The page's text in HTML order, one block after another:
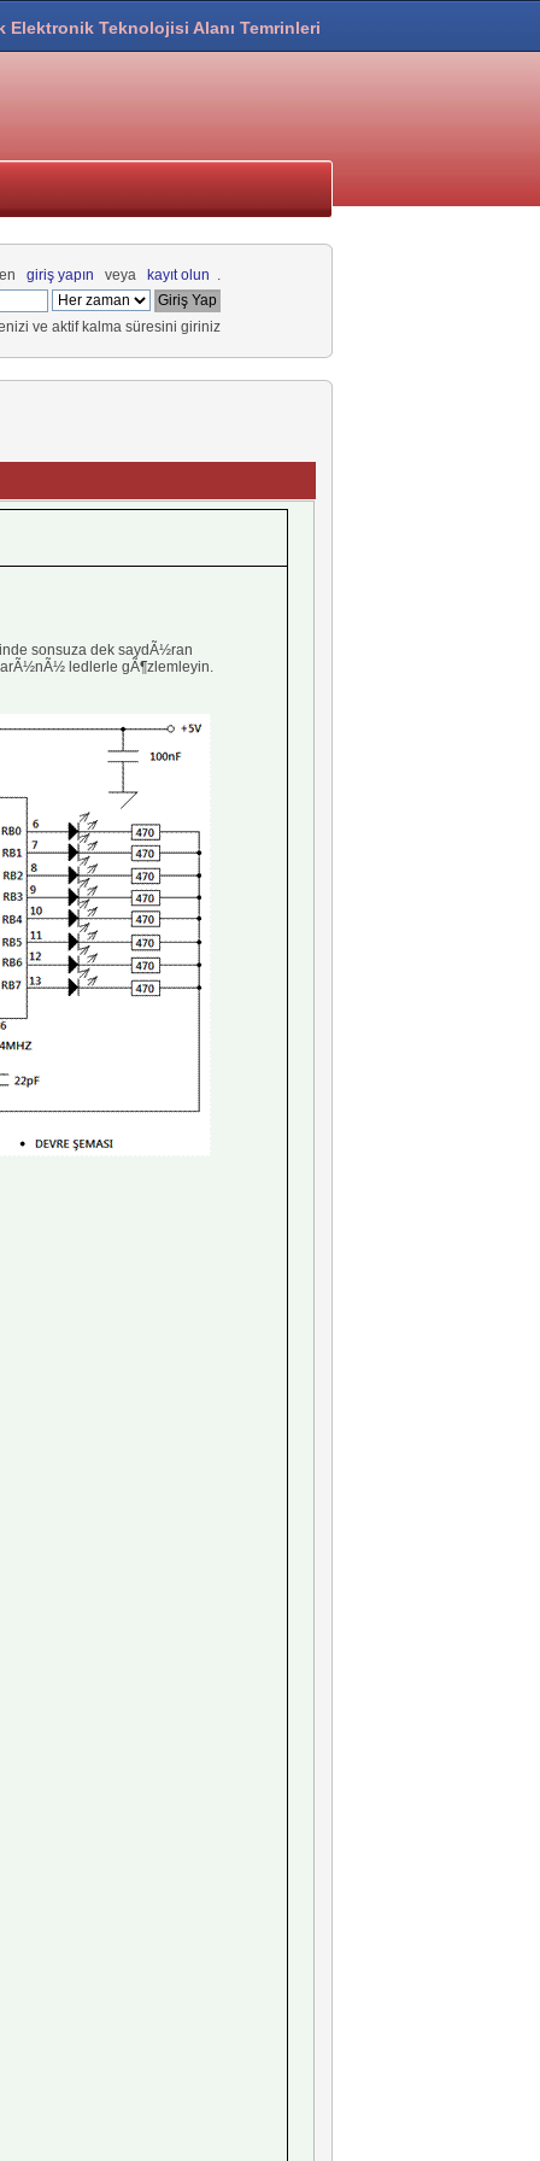
Elektronik Teknolojisi Alanı Temrinleri
giriş yapın veya kayıt olun .
ve aktif kalma süresini giriniz
sonsuza dek saydÃ½ran
ledlerle gÃ¶zlemleyin.